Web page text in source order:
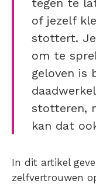
tegen te
of jezelf
stottert.
om te
geloven is
stotteren,
kan dat
In dit artikel
zelfvertrouwen